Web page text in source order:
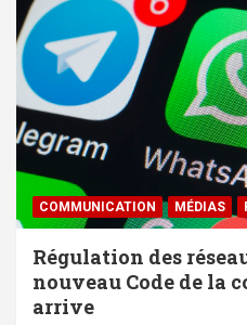
COMMUNICATION MÉDIAS
Régulation des
nouveau Code de la
arrive